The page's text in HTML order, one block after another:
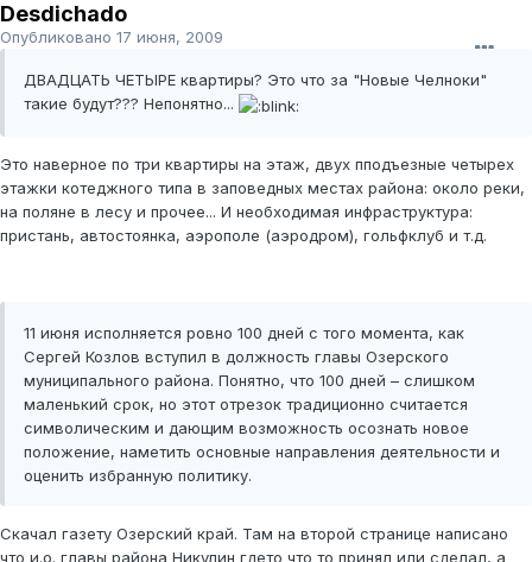
Desdichado
Опубликовано 17 июня, 2009
ДВАДЦАТЬ ЧЕТЫРЕ квартиры? Это что за "Новые Челноки"
такие будут??? Непонятно...
Это наверное по три квартиры на этаж, двух пподъезные четырех
этажки котеджного типа в заповедных местах района: около реки,
на поляне в лесу и прочее... И необходимая инфраструктура:
пристань, автостоянка, аэрополе (аэродром), гольфклуб и т.д.
11 июня исполняется ровно 100 дней с того момента, как
Сергей Козлов вступил в должность главы Озерского
муниципального района. Понятно, что 100 дней – слишком
маленький срок, но этот отрезок традиционно считается
символическим и дающим возможность осознать новое
положение, наметить основные направления деятельности и
оценить избранную политику.
Скачал газету Озерский край. Там на второй странице написано
что и.о. главы района Никулин гдето что то принял или сделал, а